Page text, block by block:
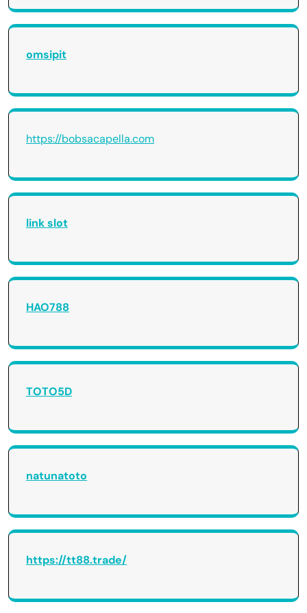
omsipit
https://bobsacapella.com
link slot
HAO788
TOTO5D
natunatoto
https://tt88.trade/